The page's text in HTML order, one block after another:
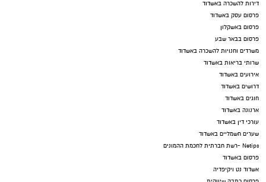
דירות להשכרה באשדוד
פרסום עסק באשדוד
פרסום באשקלון
פרסום בבאר שבע
משרדים וחנויות להשכרה באשדוד
שרותי בריאות באשדוד
אירועים באשדוד
דרושים באשדוד
חוגים באשדוד
ארנונה באשדוד
עורכי דין באשדוד
שערים חשמליים באשדוד
Netips -רשת חברתית לחכמת ההמונים
פרסום באשדוד
אשדוד נט ויקיפדיה